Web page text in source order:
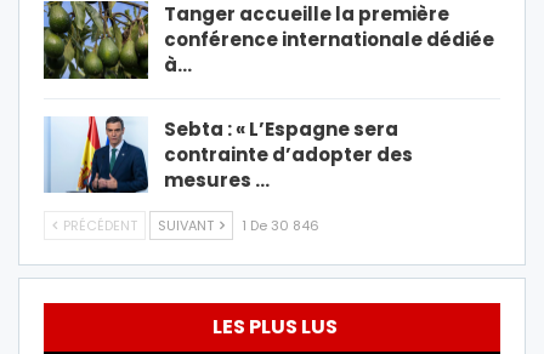
Tanger accueille la première
conférence internationale dédiée
à…
Sebta : « L’Espagne sera
contrainte d’adopter des
mesures …
PRÉCÉDENT SUIVANT 1 De 30 846
LES PLUS LUS